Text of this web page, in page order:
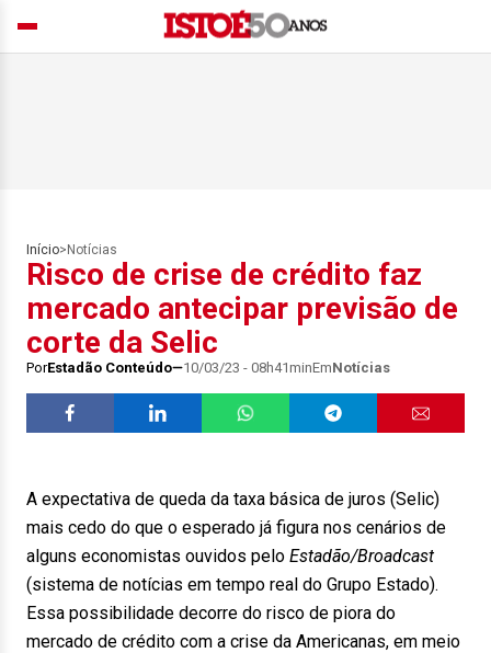
Início> Notícias
Risco de crise de crédito faz
mercado antecipar previsão de
corte da Selic
PorEstadão Conteúdo 10/03/23 - 08h41minEmNotícias
A expectativa de queda da taxa básica de juros (Selic)
mais cedo do que o esperado já figura nos cenários de
alguns economistas ouvidos pelo Estadão/Broadcast
(sistema de notícias em tempo real do Grupo Estado).
Essa possibilidade decorre do risco de piora do
mercado de crédito com a crise da Americanas, em meio